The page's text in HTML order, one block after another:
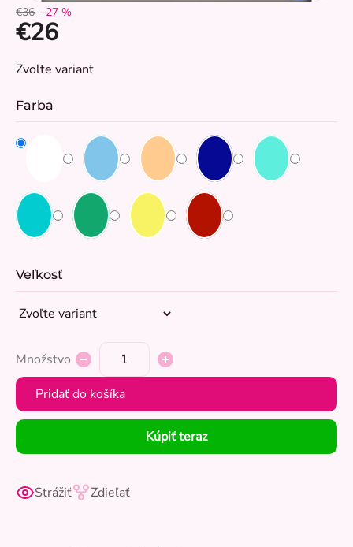
€36 –27 %
€26
Jednotková
Zvoľte variant
Farba
Veľkosť
Množstvo
Pridať do košíka
Kúpiť teraz
Strážiť Zdieľať